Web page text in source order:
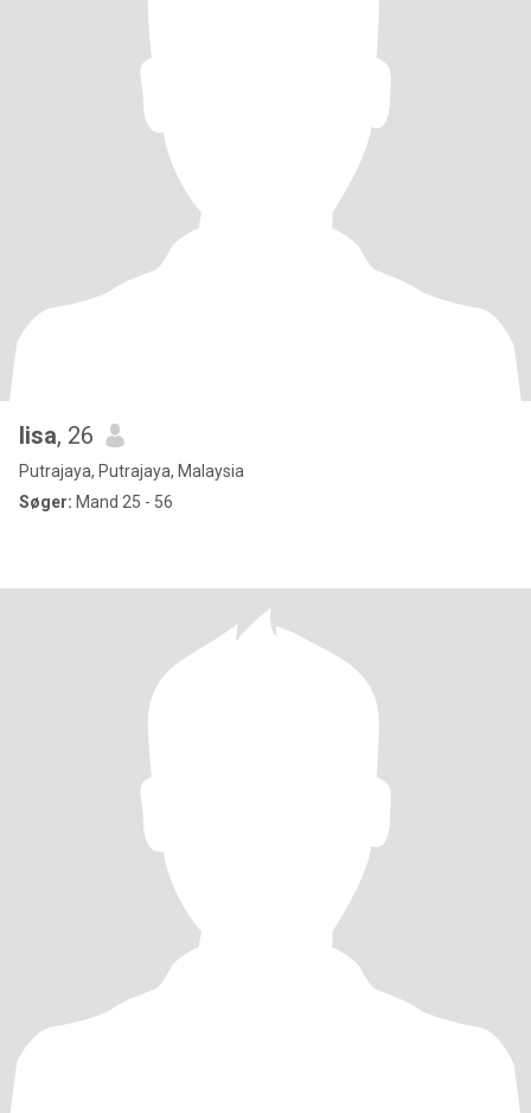
lisa, 26
Putrajaya, Putrajaya, Malaysia
Søger: Mand 25 - 56